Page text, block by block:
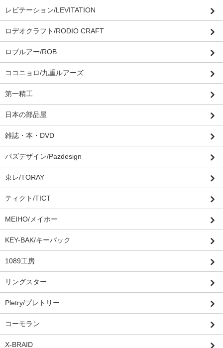
レビテーション/LEVITATION
ロデオクラフト/RODIO CRAFT
ロブルアー/ROB
ココニョロ/九重ルアーズ
第一精工
日本の部品屋
雑誌・本・DVD
パズデザイン/Pazdesign
東レ/TORAY
ティクト/TICT
MEIHO/メイホー
KEY-BAK/キーバック
1089工房
リングスター
Pletry/プレトリー
コーモラン
X-BRAID